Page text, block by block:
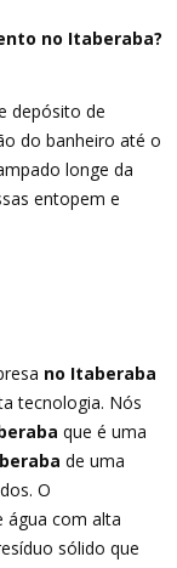
no Itaberaba?
depósito de
do banheiro até o
longe da
entopem e
no Itaberaba
tecnologia. Nós
que é uma
de uma
O
água com alta
sólido que